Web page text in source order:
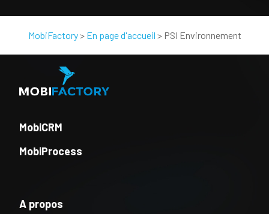
MobiFactory> En page d'accueil > PSI Environnement
MobiCRM
MobiProcess
A propos